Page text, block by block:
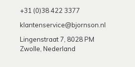
+31 (0)38 422 3377
klantenservice@bjornson.nl
Lingenstraat 7, 8028 PM
Zwolle, Nederland